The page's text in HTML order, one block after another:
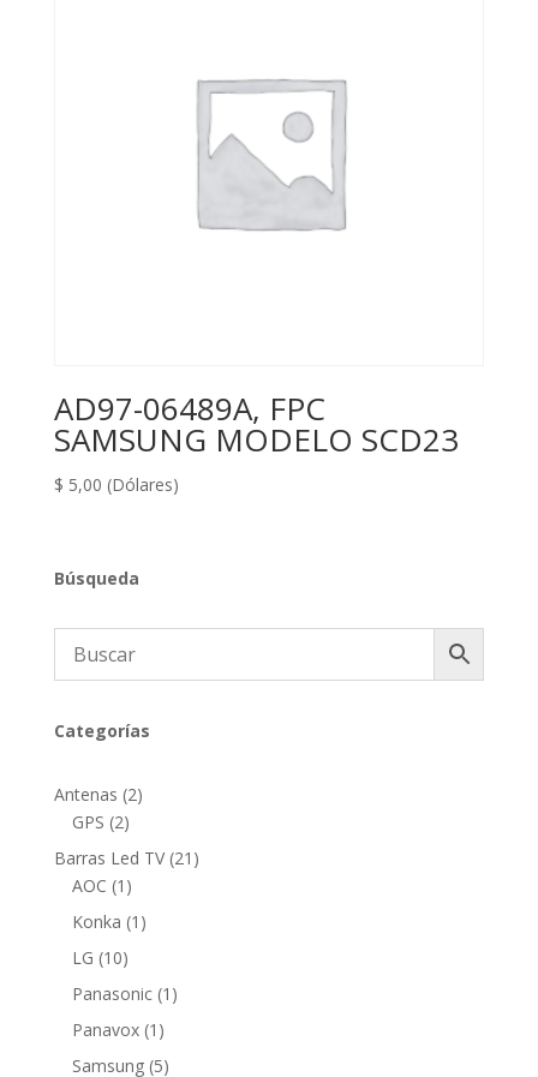
AD97-06489A, FPC
SAMSUNG MODELO SCD23
$ 5,00 (Dólares)
Búsqueda
Categorías
Antenas 22
GPS 22
productos
Barras Led TV 21 21
AOC 1 1
producto
Konka 1 1
LG 1010
productos
Panasonic 1 1
Panavox 1 1
producto
Samsung 55